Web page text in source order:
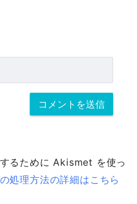
るために Akismet を使っ
処理方法の詳細はこちら